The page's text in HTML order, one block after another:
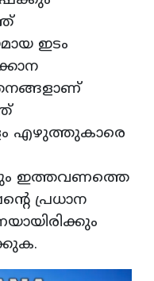
ഇടം
എഴുത്തുകാരെ
ഇത്തവണത്തെ
പ്രധാന